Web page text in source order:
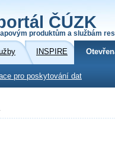
ČÚZK
produktům a službám
INSPIRE
pro poskytování dat